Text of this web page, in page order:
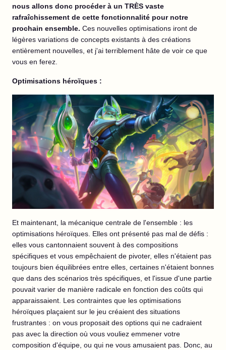
nous allons donc procéder à un TRÈS vaste
rafraîchissement de cette fonctionnalité pour notre
prochain ensemble. Ces nouvelles optimisations iront de
légères variations de concepts existants à des créations
entièrement nouvelles, et j'ai terriblement hâte de voir ce que
vous en ferez.
Optimisations héroïques :
Et maintenant, la mécanique centrale de l'ensemble : les
optimisations héroïques. Elles ont présenté pas mal de défis :
elles vous cantonnaient souvent à des compositions
spécifiques et vous empêchaient de pivoter, elles n'étaient pas
toujours bien équilibrées entre elles, certaines n'étaient bonnes
que dans des scénarios très spécifiques, et l'issue d'une partie
pouvait varier de manière radicale en fonction des coûts qui
apparaissaient. Les contraintes que les optimisations
héroïques plaçaient sur le jeu créaient des situations
frustrantes : on vous proposait des options qui ne cadraient
pas avec la direction où vous vouliez emmener votre
composition d'équipe, ou qui ne vous amusaient pas. Donc, au